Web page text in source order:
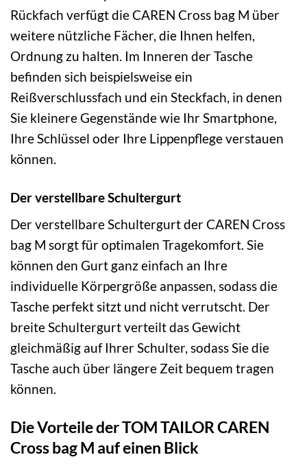
Rückfach verfügt die CAREN Cross bag M über
weitere nützliche Fächer, die Ihnen helfen,
Ordnung zu halten. Im Inneren der Tasche
befinden sich beispielsweise ein
Reißverschlussfach und ein Steckfach, in denen
Sie kleinere Gegenstände wie Ihr Smartphone,
Ihre Schlüssel oder Ihre Lippenpflege verstauen
können.
Der verstellbare Schultergurt
Der verstellbare Schultergurt der CAREN Cross
bag M sorgt für optimalen Tragekomfort. Sie
können den Gurt ganz einfach an Ihre
individuelle Körpergröße anpassen, sodass die
Tasche perfekt sitzt und nicht verrutscht. Der
breite Schultergurt verteilt das Gewicht
gleichmäßig auf Ihrer Schulter, sodass Sie die
Tasche auch über längere Zeit bequem tragen
können.
Die Vorteile der TOM TAILOR CAREN
Cross bag M auf einen Blick